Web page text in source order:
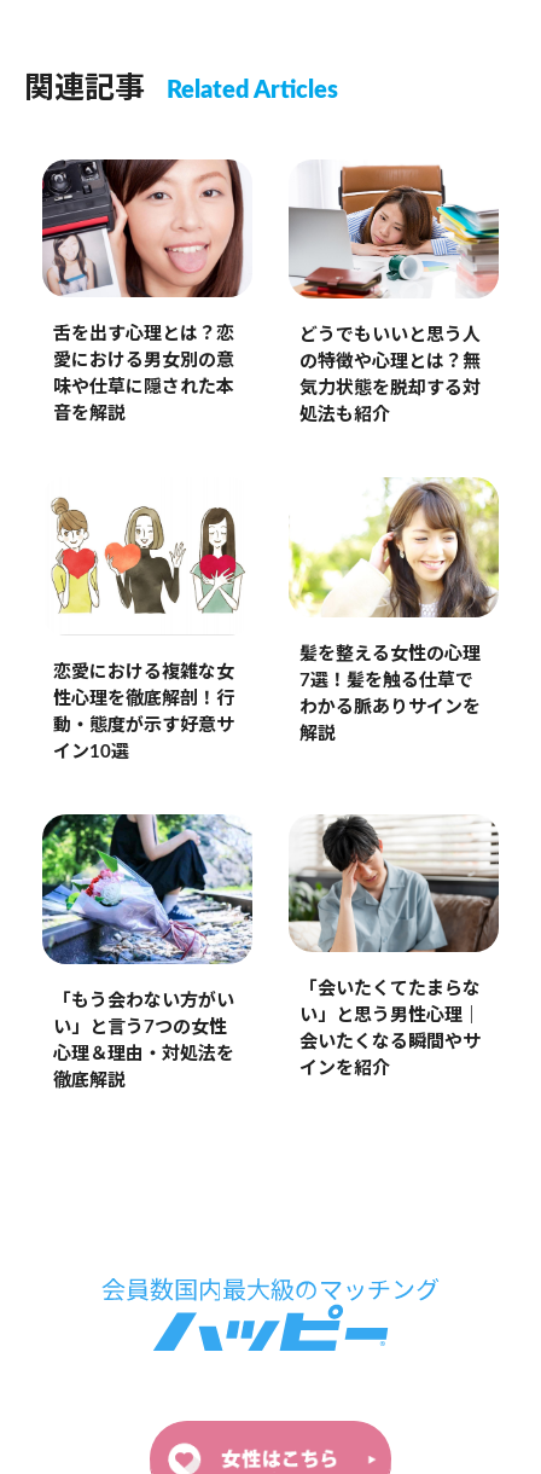
関連記事 Related Articles
舌を出す心理とは？恋
愛における男女別の意
味や仕草に隠された本
音を解説
どうでもいいと思う人
の特徴や心理とは？無
気力状態を脱却する対
処法も紹介
恋愛における複雑な女
性心理を徹底解剖！行
動・態度が示す好意サ
イン10選
髪を整える女性の心理
7選！髪を触る仕草で
わかる脈ありサインを
解説
「もう会わない方がい
い」と言う7つの女性
心理＆理由・対処法を
徹底解説
「会いたくてたまらな
い」と思う男性心理｜
会いたくなる瞬間やサ
インを紹介